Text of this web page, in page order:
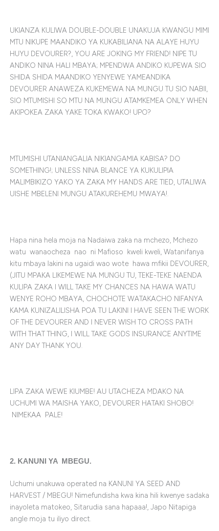
UKIANZA KULIWA DOUBLE-DOUBLE UNAKUJA KWANGU MIMI
MTU NIKUPE MAANDIKO YA KUKABILIANA NA ALAYE HUYU
HUYU DEVOURER?, YOU ARE JOKING MY FRIEND! NIPE TU
ANDIKO NINA HALI MBAYA; MPENDWA ANDIKO KUPEWA SIO
SHIDA SHIDA MAANDIKO YENYEWE YAMEANDIKA
DEVOURER ANAWEZA KUKEMEWA NA MUNGU TU SIO NABII,
SIO MTUMISHI SO MTU NA MUNGU ATAMKEMEA ONLY WHEN
AKIPOKEA ZAKA YAKE TOKA KWAKO! UPO?
MTUMISHI UTANIANGALIA NIKIANGAMIA KABISA? DO
SOMETHING!; UNLESS NINA BLANCE YA KUKULIPIA
MALIMBIKIZO YAKO YA ZAKA MY HANDS ARE TIED, UTALIWA
UISHE MBELENI MUNGU ATAKUREHEMU MWAYA!.
Hapa nina hela moja na Nadaiwa zaka na mchezo, Mchezo
watu wanaocheza nao ni Mafioso kweli kweli, Watanifanya
kitu mbaya lakini na ugaidi wao wote hawa mfikii DEVOURER,
(JITU MPAKA LIKEMEWE NA MUNGU TU, TEKE-TEKE NAENDA
KULIPA ZAKA I WILL TAKE MY CHANCES NA HAWA WATU
WENYE ROHO MBAYA, CHOCHOTE WATAKACHO NIFANYA
KAMA KUNIZALILISHA POA TU LAKINI I HAVE SEEN THE WORK
OF THE DEVOURER AND I NEVER WISH TO CROSS PATH
WITH THAT THING, I WILL TAKE GODS INSURANCE ANYTIME
ANY DAY THANK YOU.
LIPA ZAKA WEWE KIUMBE! AU UTACHEZA MDAKO NA
UCHUMI WA MAISHA YAKO, DEVOURER HATAKI SHOBO!
NIMEKAA PALE!
2. KANUNI YA MBEGU.
Uchumi unakuwa operated na KANUNI YA SEED AND
HARVEST / MBEGU! Nimefundisha kwa kina hili kwenye sadaka
inayoleta matokeo, Sitarudia sana hapaaa!, Japo Nitapiga
angle moja tu iliyo direct.